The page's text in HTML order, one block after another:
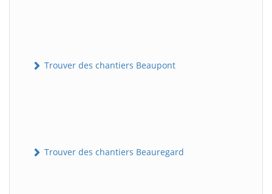
Trouver des chantiers Beaupont
Trouver des chantiers Beauregard